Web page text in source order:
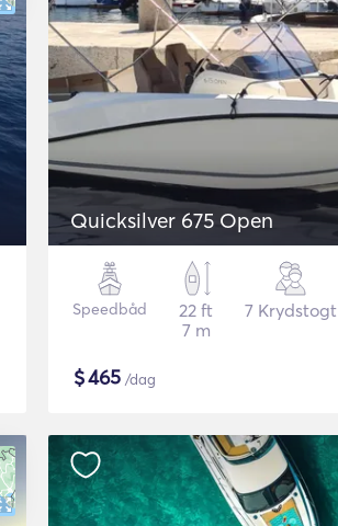
Quicksilver 675 Open
Speedbåd
22 ft
7 m
7 Krydstogt
$465 /dag